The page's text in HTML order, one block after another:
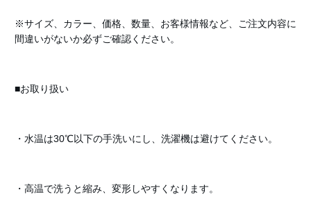
※サイズ、カラー、価格、数量、お客様情報など、ご注文内容に
間違いがないか必ずご確認ください。
■お取り扱い
・水温は30℃以下の手洗いにし、洗濯機は避けてください。
・高温で洗うと縮み、変形しやすくなります。